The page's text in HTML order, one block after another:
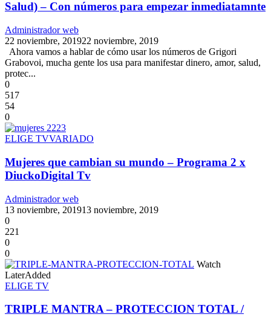
Salud) – Con números para empezar inmediatamnte
Administrador web
22 noviembre, 201922 noviembre, 2019
Ahora vamos a hablar de cómo usar los números de Grigori
Grabovoi, mucha gente los usa para manifestar dinero, amor, salud,
protec...
0
517
54
0
ELIGE TVVARIADO
Mujeres que cambian su mundo – Programa 2 x
DiuckoDigital Tv
Administrador web
13 noviembre, 201913 noviembre, 2019
0
221
0
0
Watch
LaterAdded
ELIGE TV
TRIPLE MANTRA – PROTECCION TOTAL /